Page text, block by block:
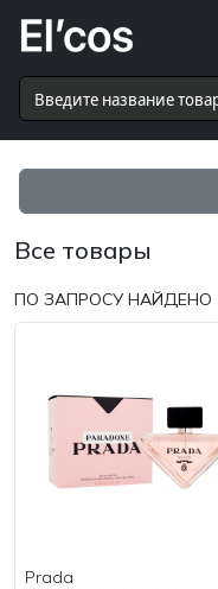
Все товары
ПО ЗАПРОСУ НАЙДЕНО
Prada